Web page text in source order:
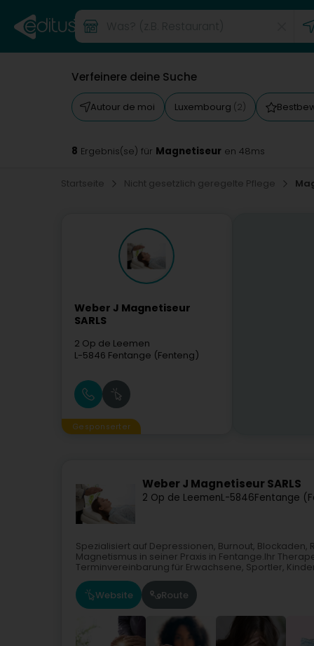
Verfeinere deine Suche
Autour de moi Luxembourg (2)
8 Ergebnis(se) für Magnetiseur en 48ms
Startseite Nicht gesetzlich geregelte Pflege
Weber J Magnetiseur
SARLS
2 Op de Leemen
L-5846 Fentange (Fenteng)
Gesponserter
Weber J Magnetiseur SARLS
2 Op de LeemenL-5846Fentange
Spezialisiert auf Depressionen, Burnout,
Magnetismus in seiner Praxis in Fentange.Ihr
Terminvereinbarung für Erwachsene, Sportler,
Website Route